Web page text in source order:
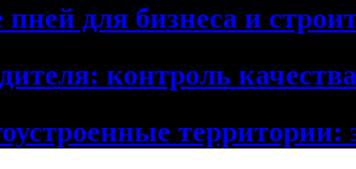
для бизнеса и
контроль
территории: